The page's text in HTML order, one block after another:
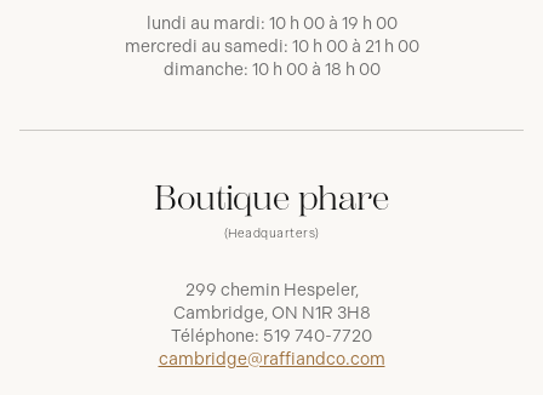
lundi au mardi: 10 h 00 à 19 h 00
mercredi au samedi: 10 h 00 à 21 h 00
dimanche: 10 h 00 à 18 h 00
Boutique phare
(Headquarters)
299 chemin Hespeler,
Cambridge, ON N1R 3H8
Téléphone: 519 740-7720
cambridge@raffiandco.com